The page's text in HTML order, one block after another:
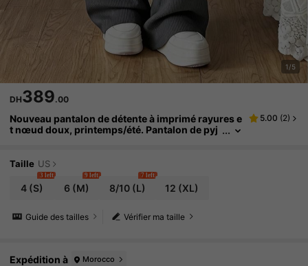
1/5
DH389.00
Nouveau pantalon de détente à imprimé rayures e
t nœud doux, printemps/été. Pantalon de pyj
5.00 (2)
Taille US
4 (S)
3 left
6 (M)
9 left
8/10(L)
7 left
12 (XL)
Vérifier ma taille
Guide des tailles
Expédition à Morocco